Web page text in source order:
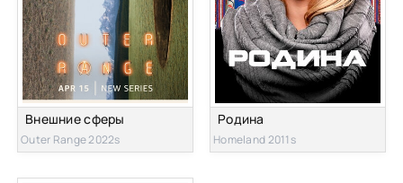
Внешние сферы
Outer Range 2022s
Родина
Homeland 2011s